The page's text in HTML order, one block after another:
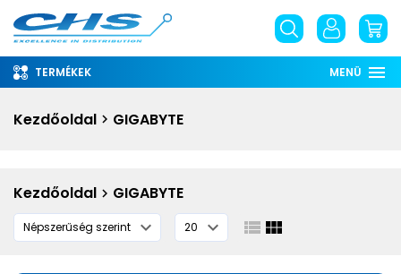
TERMÉKEK MENÜ
English
Kezdőoldal GIGABYTE
Kezdőoldal GIGABYTE